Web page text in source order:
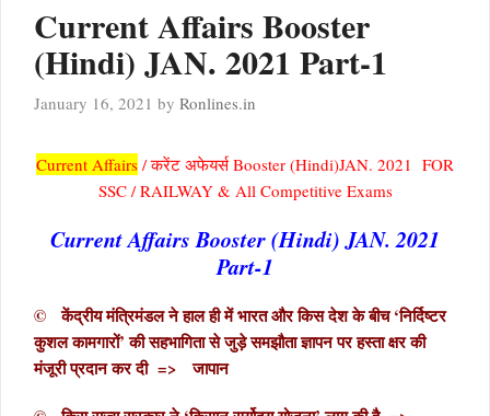
Current Affairs Booster
(Hindi) JAN. 2021 Part-1
January 16, 2021 by Ronlines.in
Current Affairs / करेंट अफेयर्स Booster (Hindi)JAN. 2021 FOR
SSC / RAILWAY & All Competitive Exams
Current Affairs Booster (Hindi) JAN. 2021
Part-1
© केंद्रीय मंत्रिमंडल ने हाल ही में भारत और किस देश के बीच ‘निर्दिष्टर
कुशल कामगारों’ की सहभागिता से जुड़े समझौता ज्ञापन पर हस्ता क्षर की
मंजूरी प्रदान कर दी => जापान